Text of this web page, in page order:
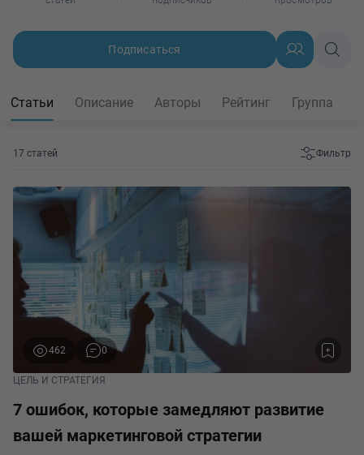
Подписаться
Статьи Описание Авторы Рейтинг Группа
17 статей Фильтр
462 0
ЦЕЛЬ И СТРАТЕГИЯ
7 ошибок, которые замедляют развитие
вашей маркетинговой стратегии